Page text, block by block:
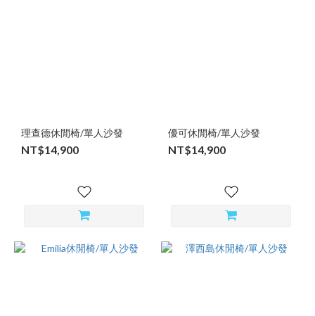
理查德休閒椅/單人沙發
NT$14,900
優可休閒椅/單人沙發
NT$14,900